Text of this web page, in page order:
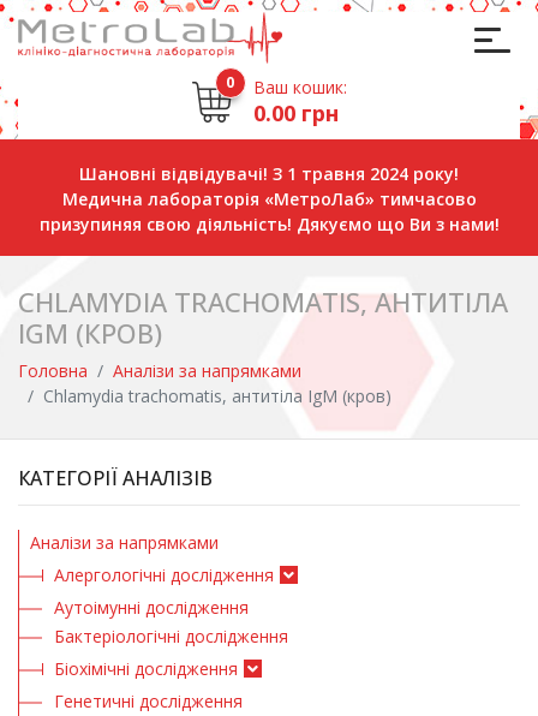
0 Ваш кошик:
0.00 грн
Шановні відвідувачі! З 1 травня 2024 року!
Медична лабораторія «МетроЛаб» тимчасово
призупиняя свою діяльність! Дякуємо що Ви з нами!
CHLAMYDIA TRACHOMATIS, АНТИТІЛА
IGM (КРОВ)
Головна
Аналізи за напрямками
Chlamydia trachomatis, антитіла IgM (кров)
КАТЕГОРІЇ АНАЛІЗІВ
Аналізи за напрямками
Алергологічні дослідження
Аутоімунні дослідження
Бактеріологічні дослідження
Біохімічні дослідження
Генетичні дослідження